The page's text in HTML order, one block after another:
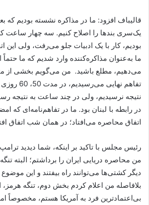
قالیباف افزود: ما در مذاکره نشسته بودیم که
یک‌سری بندها را اصلاح کنیم. سه چهار ساعت
بودیم، کار با یک ادبیات جلو می‌رفت، ولی این
ما به‌عنوان مذاکره‌کننده وارد شدیم که ما حتماً
می‌دهیم، مطلع باشید. من می‌گویم بخشی از
تفاهم نهایی
نتیجه نرسیدیم، ولی در چند ساعت به نتیجه
اتفاق محاصره می‌افتاد؛ در همان شب اتفاق
رئیس مجلس با تاکید بر اینکه، شما دیدید
من محاصره دریایی ایران را برداشتم؛ البته
دیگر کشتی‌ها می‌توانند راه بیفتند و این
بلافاصله من اعلام کردم بخش دوم، تنگه
بی‌اعتمادترین فرد به آمریکا هستم، مخصوصاً